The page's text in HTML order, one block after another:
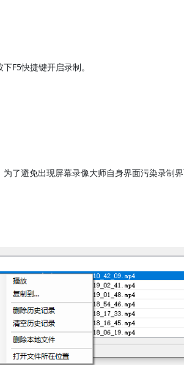
F5快捷键开启录制。
了避免出现屏幕录像大师自身界面污染录制